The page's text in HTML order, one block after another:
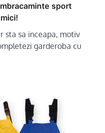
sport
sta sa inceapa, motiv
garderoba cu